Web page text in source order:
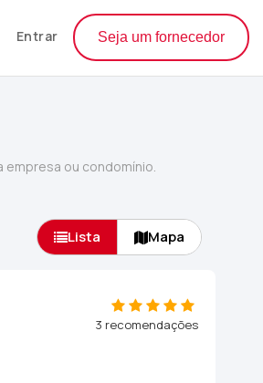
Entrar Seja um fornecedor
empresa ou condomínio.
Lista Mapa
3 recomendações